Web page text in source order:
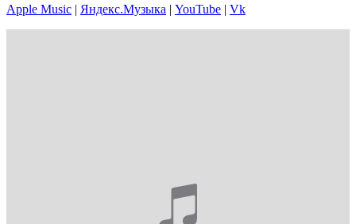
Apple Music | Яндекс.Музыка | YouTube | Vk